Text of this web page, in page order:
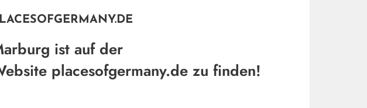
ist auf der
placesofgermany.de zu finden!